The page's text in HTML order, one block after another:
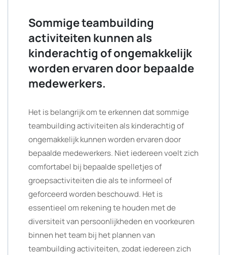
Sommige teambuilding
activiteiten kunnen als
kinderachtig of ongemakkelijk
worden ervaren door bepaalde
medewerkers.
Het is belangrijk om te erkennen dat sommige
teambuilding activiteiten als kinderachtig of
ongemakkelijk kunnen worden ervaren door
bepaalde medewerkers. Niet iedereen voelt zich
comfortabel bij bepaalde spelletjes of
groepsactiviteiten die als te informeel of
geforceerd worden beschouwd. Het is
essentieel om rekening te houden met de
diversiteit van persoonlijkheden en voorkeuren
binnen het team bij het plannen van
teambuilding activiteiten, zodat iedereen zich